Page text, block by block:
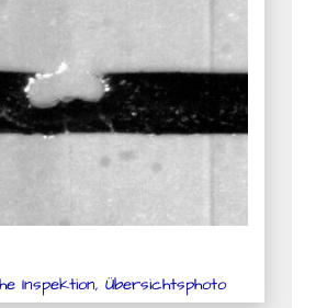
Inspektion, Übersichtsphoto